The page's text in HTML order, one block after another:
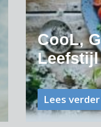
CooL,
Lees verder